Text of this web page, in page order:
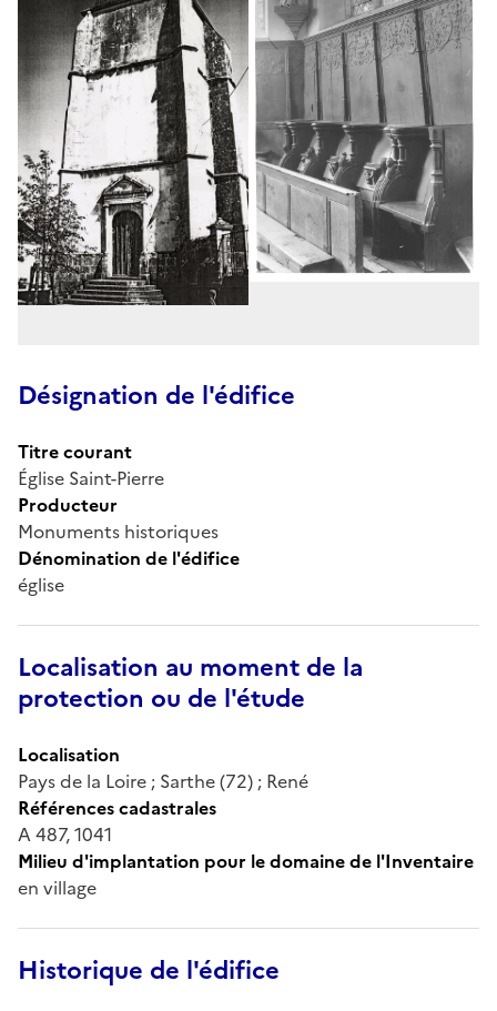
Désignation de l'édifice
Titre courant
Église Saint-Pierre
Producteur
Monuments historiques
Dénomination de l'édifice
église
Localisation au moment de la
protection ou de l'étude
Localisation
Pays de la Loire ; Sarthe (72) ; René
Références cadastrales
A 487, 1041
Milieu d'implantation pour le domaine de l'Inventaire
en village
Historique de l'édifice